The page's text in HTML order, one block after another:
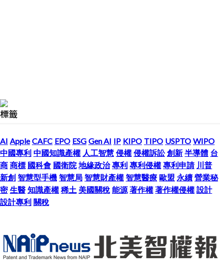
標籤
AI Apple CAFC EPO ESG Gen AI IP KIPO TIPO USPTO WIPO
中國專利 中國知識產權 人工智慧 侵權 侵權訴訟 創新 半導體 台
商 商標 國科會 國衛院 地緣政治 專利 專利侵權 專利申請 川普
新創 智慧型手機 智慧局 智慧財產權 智慧醫療 歐盟 永續 營業秘
密 生醫 知識產權 稀土 美國關稅 能源 著作權 著作權侵權 設計
設計專利 關稅